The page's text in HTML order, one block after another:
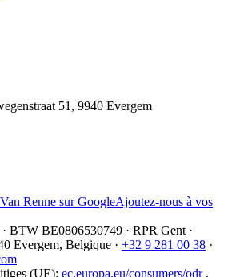
51, 9940 Evergem
Renne sur GoogleAjoutez-nous à vos
BTW BE0806530749 · RPR Gent ·
Evergem, Belgique · +32 9 281 00 38 ·
(UE): ec.europa.eu/consumers/odr ,